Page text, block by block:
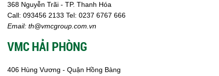
368 Nguyễn Trãi - TP. Thanh Hóa
Call: 093456 2133 Tel: 0237 6767 666
Email: th@vmcgroup.com.vn
VMC HẢI PHÒNG
406 Hùng Vương - Quận Hồng Bàng